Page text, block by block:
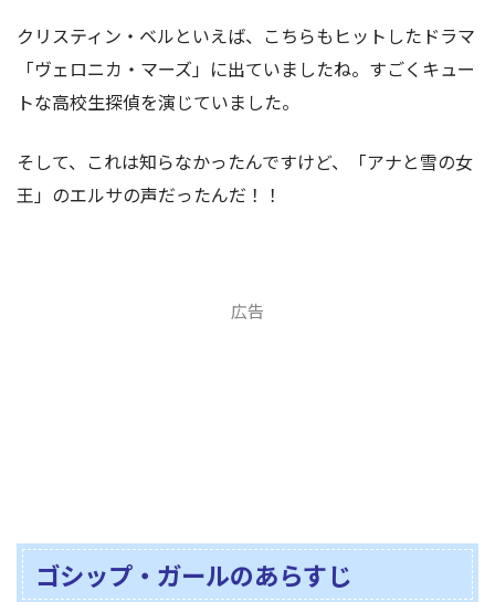
クリスティン・ベルといえば、こちらもヒットしたドラマ
「ヴェロニカ・マーズ」に出ていましたね。すごくキュー
トな高校生探偵を演じていました。
そして、これは知らなかったんですけど、「アナと雪の女
王」のエルサの声だったんだ！！
広告
ゴシップ・ガールのあらすじ